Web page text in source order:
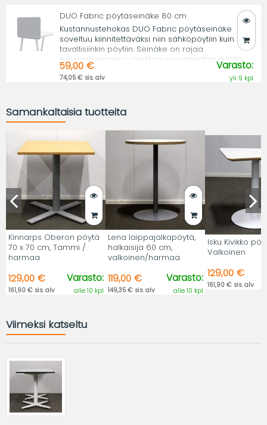
DUO Fabric pöytäseinäke 80 cm
Kustannustehokas DUO Fabric pöytäseinäke
soveltuu kiinnitettäväksi niin sähköpöytiin kuin
tavallisiinkin pöytiin. Seinäke on rajaa
sujuvasti ympäröivää tilaa ja vaimentaa ääntä.
59,00 €
74,05 € sis. alv
Varasto:
yli 9 kpl
Samankaltaisia tuotteita
Kinnarps Oberon pöytä
70 x 70 cm, Tammi /
harmaa
129,00 €
161,90 € sis. alv
Varasto:
alle 10 kpl
Lena laippajalkapöytä,
halkaisija 60 cm,
valkoinen/harmaa
119,00 €
149,35 € sis. alv
Varasto:
alle 10 kpl
Isku Kivikko
Valkoinen
129,00 €
161,90 € sis. alv
Viimeksi katseltu